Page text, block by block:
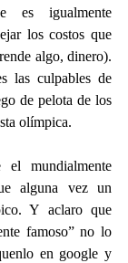
es igualmente
los costos que
algo, dinero).
las culpables de
de pelota de los
olímpica.
mundialmente
alguna vez un
Y aclaro que
famoso” no lo
en google y